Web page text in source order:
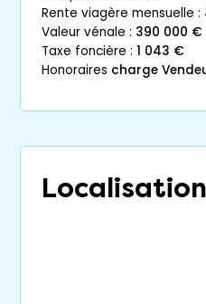
rente viagère mensuelle :
valeur vénale : 390 000 €
taxe foncière : 1 043 €
honoraires charge